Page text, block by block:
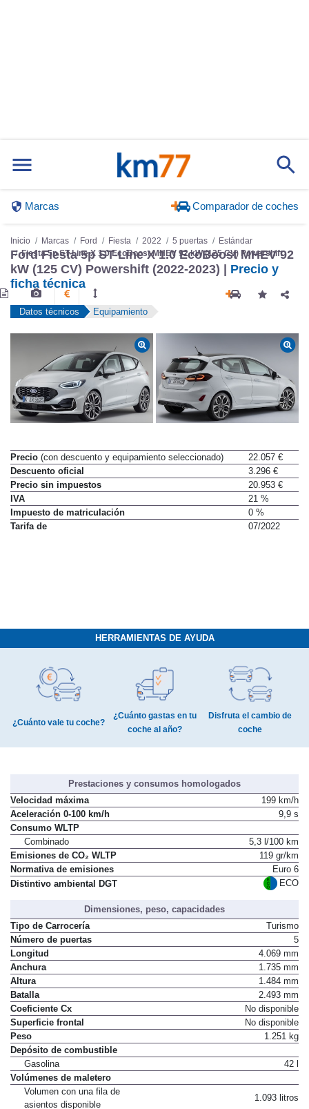
Ford Fiesta 5p ST-Line X 1.0 EcoBoost MHEV 92
kW (125 CV) Powershift (2022-2023) |
Precio y
ficha técnica
Precio(con descuento y equipamiento seleccionado)
22.057 €
Descuento oficial
3.296 €
Precio sin impuestos
20.953 €
IVA
21 %
Impuesto de matriculación
0 %
HERRAMIENTAS DE AYUDA
¿Cuánto gastas en tu
Disfruta el cambio de
Prestaciones y consumos homologados
Velocidad máxima
199 km/h
Aceleración 0-100 km/h
Consumo WLTP
Combinado
5,3 l/100 km
Emisiones de CO₂ WLTP
119 gr/km
Normativa de emisiones
Euro 6
Dimensiones, peso, capacidades
Tipo de Carrocería
Turismo
Número de puertas
5
Longitud
4.069 mm
Anchura
1.735 mm
Altura
1.484 mm
Batalla
2.493 mm
Coeficiente Cx
No disponible
Superficie frontal
No disponible
Peso
Depósito de combustible
Gasolina
Volúmenes de maletero
Volumen con una fila de